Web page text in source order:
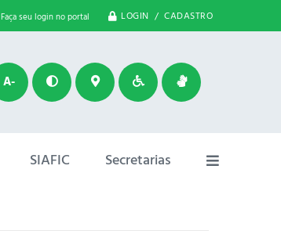
Faça seu login no portal LOGIN / CADASTRO
A-
SIAFIC Secretarias